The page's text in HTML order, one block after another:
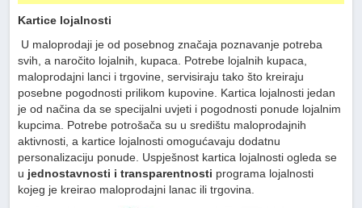
Kartice lojalnosti
U maloprodaji je od posebnog značaja poznavanje potreba
svih, a naročito lojalnih, kupaca. Potrebe lojalnih kupaca,
maloprodajni lanci i trgovine, servisiraju tako što kreiraju
posebne pogodnosti prilikom kupovine. Kartica lojalnosti jedan
je od načina da se specijalni uvjeti i pogodnosti ponude lojalnim
kupcima. Potrebe potrošača su u središtu maloprodajnih
aktivnosti, a kartice lojalnosti omogućavaju dodatnu
personalizaciju ponude. Uspješnost kartica lojalnosti ogleda se
u jednostavnosti i transparentnosti programa lojalnosti
kojeg je kreirao maloprodajni lanac ili trgovina.